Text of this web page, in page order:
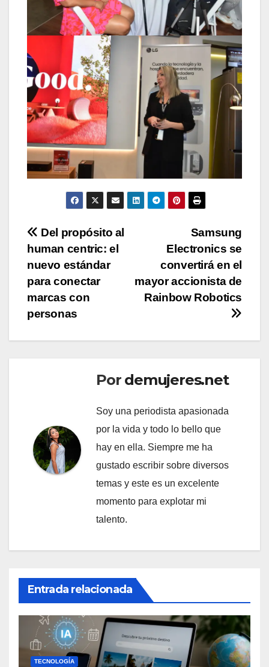
Navegación
de
entradas
Samsung
Electronics se
convertirá en el
mayor accionista de
Rainbow Robotics
Del propósito al
human centric: el
nuevo estándar
para conectar
marcas con
personas
Por demujeres.net
Soy una periodista apasionada
por la vida y todo lo bello que
hay en ella. Siempre me ha
gustado escribir sobre diversos
temas y este es un excelente
momento para explotar mi
talento.
Entrada relacionada
TECNOLOGÍA